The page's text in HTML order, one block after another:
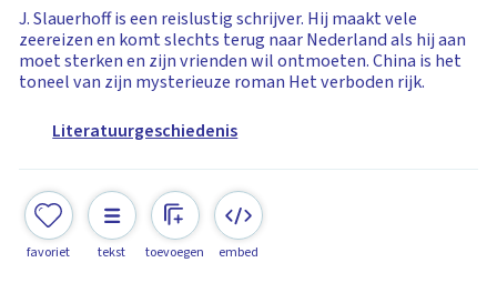
J. Slauerhoff is een reislustig schrijver. Hij maakt vele
zeereizen en komt slechts terug naar Nederland als hij aan
moet sterken en zijn vrienden wil ontmoeten. China is het
toneel van zijn mysterieuze roman Het verboden rijk.
Literatuurgeschiedenis
favoriet tekst toevoegen embed